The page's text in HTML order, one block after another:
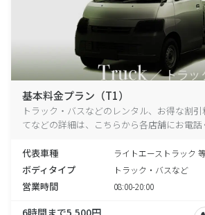
基本料金プラン（T1）
トラック・バスなどのレンタル、お得な割
てなどの詳細は、こちらから各店舗にお電話
代表車種 ライトエーストラック
ボディタイプ トラック・バスなど
営業時間 08:00-20:00
6時間まで5,500円